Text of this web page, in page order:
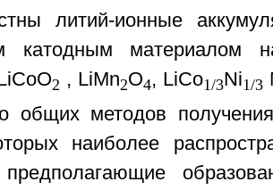
литий-ионные
катодным материалом
2 , LiMn2O4, LiCo1/3Ni1/3
общих методов
наиболее